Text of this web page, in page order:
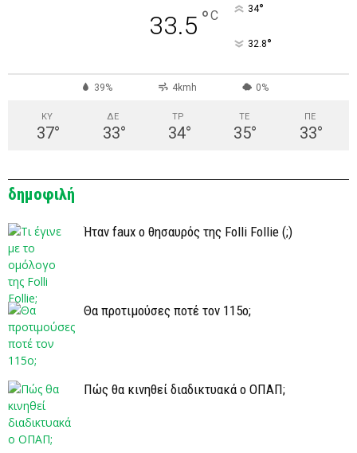
33.5 °C 34°
32.8°
39% 4kmh 0%
ΚΥ
37°
ΔΕ
33°
ΤΡ
34°
ΤΕ
35°
ΠΕ
33°
δημοφιλή
Ήταν faux ο θησαυρός της Folli Follie (;)
Θα προτιμούσες ποτέ τον 115ο;
Πώς θα κινηθεί διαδικτυακά ο ΟΠΑΠ;